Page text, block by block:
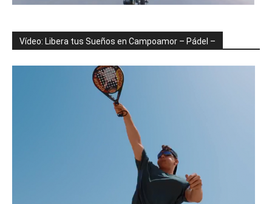
Vídeo: Libera tus Sueños en Campoamor – Pádel –